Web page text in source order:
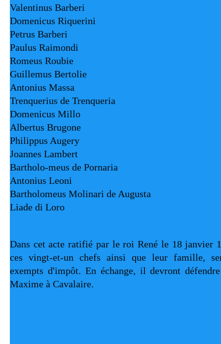
Valentinus Barberi
Domenicus Riquerini
Petrus Barberi
Paulus Raimondi
Romeus Roubie
Guillemus Bertolie
Antonius Massa
Trenquerius de Trenqueria
Domenicus Millo
Albertus Brugone
Philippus Augery
Joannes Lambert
Bartholo-meus de Pornaria
Antonius Leoni
Bartholomeus Molinari de Augusta
Liade di Loro
Dans cet acte ratifié par le roi René le 18 janvier
ces vingt-et-un chefs ainsi que leur famille,
exempts d'impôt. En échange, il devront
Maxime à Cavalaire.